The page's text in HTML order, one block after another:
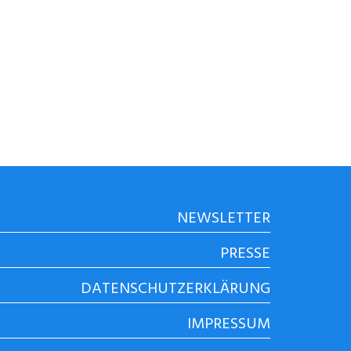
NEWSLETTER
PRESSE
DATENSCHUTZERKLÄRUNG
IMPRESSUM